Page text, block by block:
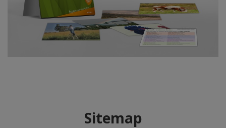
Sitemap